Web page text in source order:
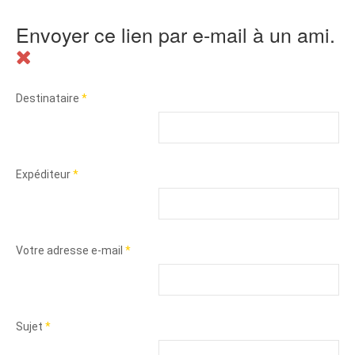
Envoyer ce lien par e-mail à un ami.
Destinataire *
Expéditeur*
Votre adresse e-mail *
Sujet *